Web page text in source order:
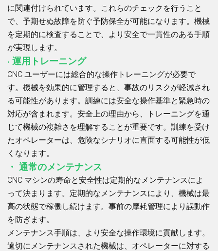
に関連付けられています。これらのチェックを行うこと
で、予期せぬ故障を防ぐ予防保全が可能になります。機械
を定期的に検査することで、より安全で一貫性のある手順
が実現します。
· 運用トレーニング
CNC ユーザーには総合的な操作トレーニングが必要で
す。機械を効果的に管理すると、事故のリスクが軽減され
る可能性があります。訓練には安全な操作基準と緊急時の
対応が含まれます。安全上の理由から、トレーニングを通
じて機械の複雑さを理解することが重要です。訓練を受け
たオペレーターは、危険なシナリオに直面する可能性が低
くなります。
・ 通常のメンテナンス
CNC マシンの寿命と安全性は定期的なメンテナンスによ
って決まります。定期的なメンテナンスにより、機械は最
高の状態で稼働し続けます。事前の摩耗管理により誤動作
を防ぎます。
メンテナンス手順は、より安全な操作環境に貢献します。
適切にメンテナンスされた機械は、オペレーターに対する